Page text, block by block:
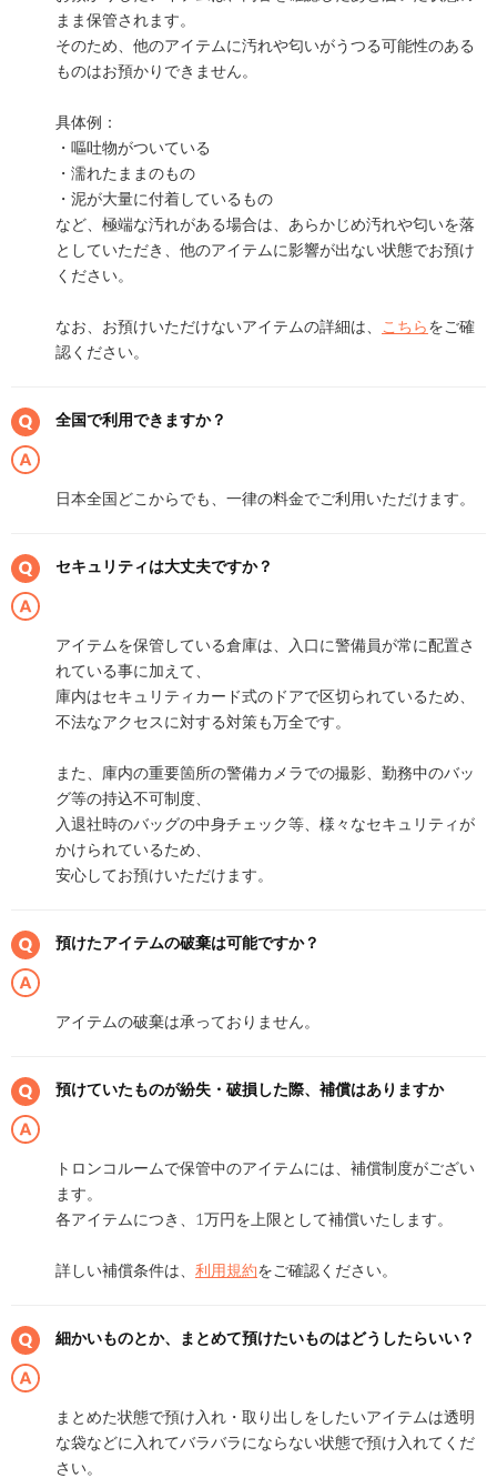
まま保管されます。
そのため、他のアイテムに汚れや匂いがうつる可能性のある
ものはお預かりできません。
具体例：
・嘔吐物がついている
・濡れたままのもの
・泥が大量に付着しているもの
など、極端な汚れがある場合は、あらかじめ汚れや匂いを落
としていただき、他のアイテムに影響が出ない状態でお預け
ください。
なお、お預けいただけないアイテムの詳細は、 こちらをご確
認ください。
全国で利用できますか？
日本全国どこからでも、一律の料金でご利用いただけます。
セキュリティは大丈夫ですか？
アイテムを保管している倉庫は、入口に警備員が常に配置さ
れている事に加えて、
庫内はセキュリティカード式のドアで区切られているため、
不法なアクセスに対する対策も万全です。
また、庫内の重要箇所の警備カメラでの撮影、勤務中のバッ
グ等の持込不可制度、
入退社時のバッグの中身チェック等、様々なセキュリティが
かけられているため、
安心してお預けいただけます。
預けたアイテムの破棄は可能ですか？
アイテムの破棄は承っておりません。
預けていたものが紛失・破損した際、補償はありますか
トロンコルームで保管中のアイテムには、補償制度がござい
ます。
各アイテムにつき、1万円を上限として補償いたします。
詳しい補償条件は、 利用規約をご確認ください。
細かいものとか、まとめて預けたいものはどうしたらいい？
まとめた状態で預け入れ・取り出しをしたいアイテムは透明
な袋などに入れてバラバラにならない状態で預け入れてくだ
さい。